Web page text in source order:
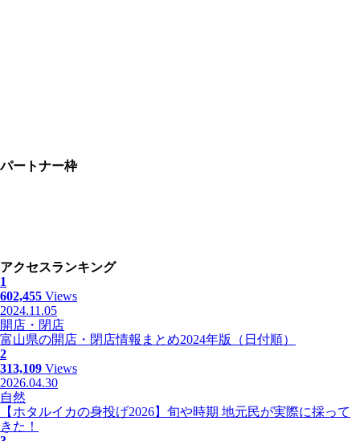
パートナー枠
アクセスランキング
1
602,455 Views
2024.11.05
開店・閉店
富山県の開店・閉店情報まとめ2024年版（日付順）
2
313,109 Views
2026.04.30
自然
【ホタルイカの身投げ2026】旬や時期 地元民が実際に採って
きた！